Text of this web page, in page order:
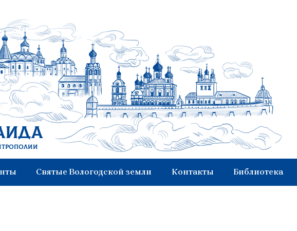
Святые Вологодской земли Контакты Библиотека